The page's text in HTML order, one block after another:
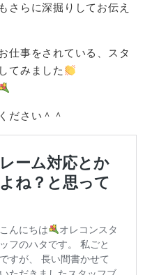
さらに深掘りしてお伝え
仕事をされている、スタ
てみました
ださい＾＾